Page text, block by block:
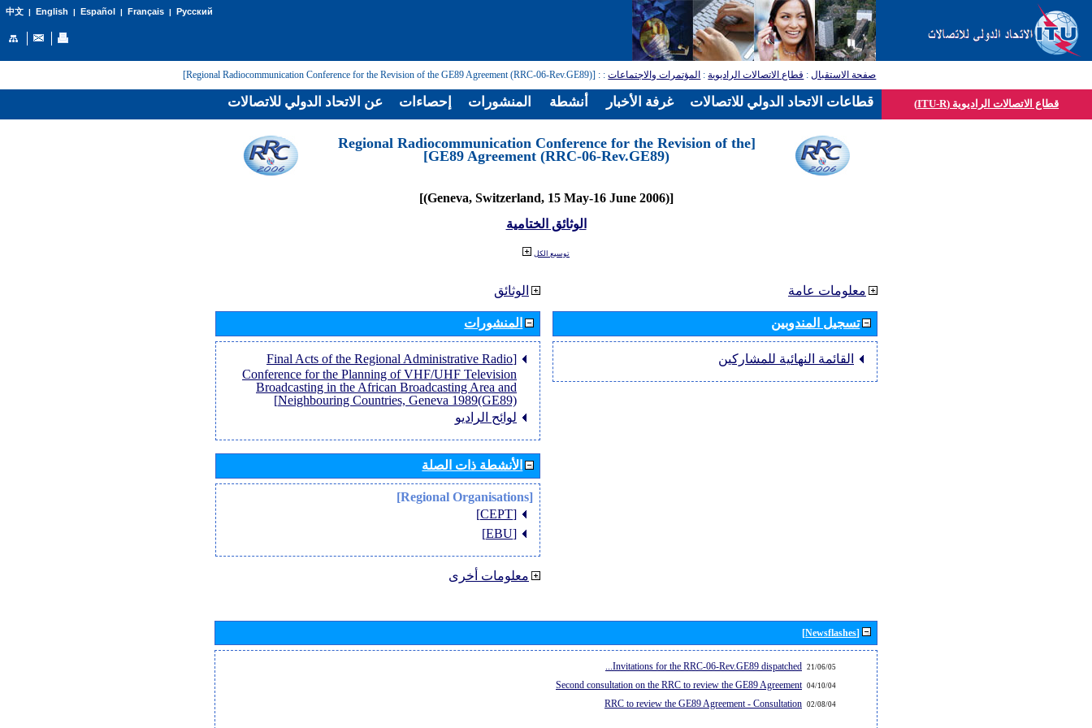
中文| English | Español | Français| Русский
صفحة الاستقبال: قطاع الاتصالات الراديوية: المؤتمرات والاجتماعات:
: [Regional Radiocommunication Conference for the Revision of the GE89 Agreement (RRC-06-Rev.GE89)]
قطاع الاتصالات الراديوية (ITU-R)
[Regional Radiocommunication Conference for the Revision of the
GE89 Agreement (RRC-06-Rev.GE89)]
[(Geneva, Switzerland, 15 May-16 June 2006)]
الوثائق الختامية
توسيع الكل
الوثائق
المنشورات
[Final Acts of the Regional Administrative Radio
Conference for the Planning of VHF/UHF Television
Broadcasting in the African Broadcasting Area and
Neighbouring Countries, Geneva 1989(GE89)]
لوائح الراديو
الأنشطة ذات الصلة
[Regional Organisations]
[CEPT]
[EBU]
معلومات أخرى
معلومات عامة
تسجيل المندوبين
القائمة النهائية للمشاركين
[Newsflashes]
21/06/05
Invitations for the RRC-06-Rev.GE89 dispatched...
04/10/04
Second consultation on the RRC to review the GE89 Agreement
02/08/04
RRC to review the GE89 Agreement - Consultation
عن الاتحاد الدولي للاتصالات إحصاءات المنشورات أنشطة غرفة الأخبار قطاعات الاتحاد الدولي للاتصالات